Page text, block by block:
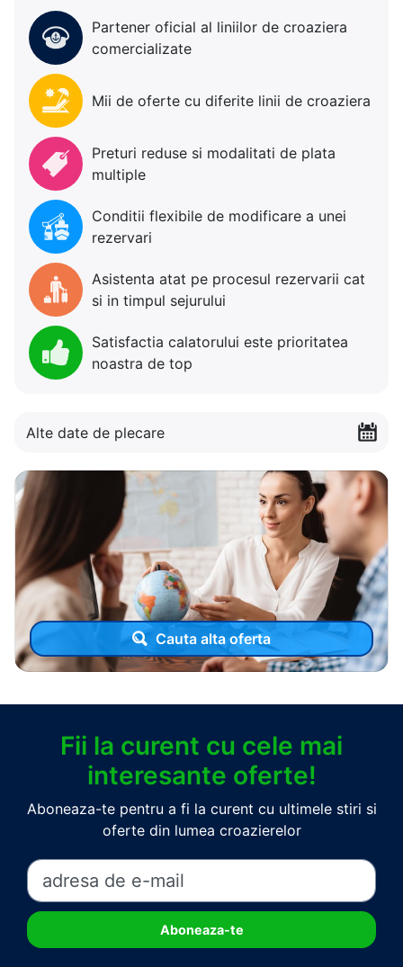
Partener oficial al liniilor de croaziera
comercializate
Mii de oferte cu diferite linii de croaziera
Preturi reduse si modalitati de plata
multiple
Conditii flexibile de modificare a unei
rezervari
Asistenta atat pe procesul rezervarii cat
si in timpul sejurului
Satisfactia calatorului este prioritatea
noastra de top
Alte date de plecare
Cauta alta oferta
Fii la curent cu cele mai
interesante oferte!
Aboneaza-te pentru a fi la curent cu ultimele stiri si
oferte din lumea croazierelor